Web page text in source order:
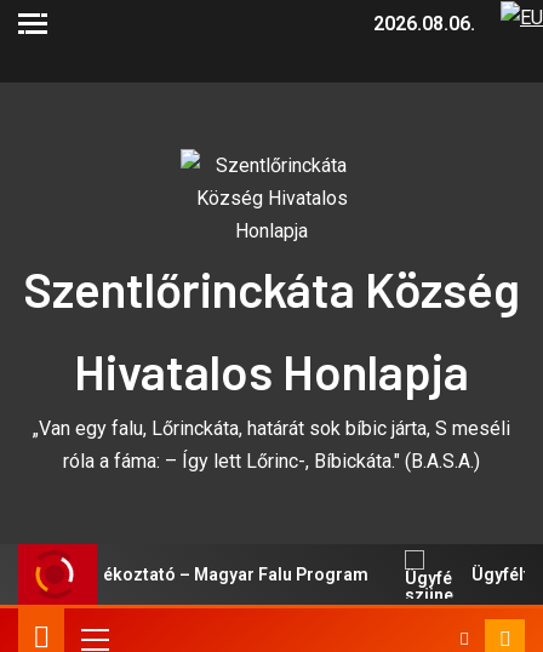
2026.08.06.
Szentlőrinckáta Község
Hivatalos Honlapja
„Van egy falu, Lőrinckáta, határát sok bíbic járta, S meséli
róla a fáma: – Így lett Lőrinc-, Bíbickáta." (B.A.S.A.)
Tájékoztató – Magyar Falu Program